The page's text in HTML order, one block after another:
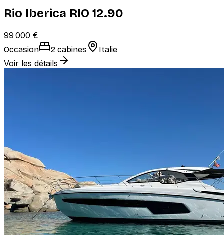
Rio Iberica RIO 12.90
99 000 €
Occasion 2 cabines Italie
Voir les détails